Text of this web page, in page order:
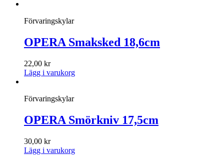
Förvaringskylar
OPERA Smaksked 18,6cm
22,00 kr
Lägg i varukorg
Förvaringskylar
OPERA Smörkniv 17,5cm
30,00 kr
Lägg i varukorg